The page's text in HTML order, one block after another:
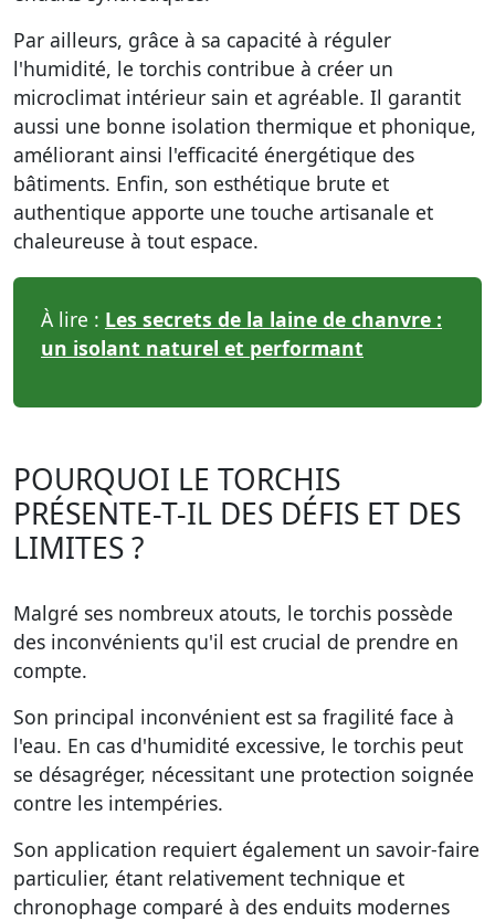
Par ailleurs, grâce à sa capacité à réguler
l'humidité, le torchis contribue à créer un
microclimat intérieur sain et agréable. Il garantit
aussi une bonne isolation thermique et phonique,
améliorant ainsi l'efficacité énergétique des
bâtiments. Enfin, son esthétique brute et
authentique apporte une touche artisanale et
chaleureuse à tout espace.
À lire : Les secrets de la laine de chanvre :
un isolant naturel et performant
POURQUOI LE TORCHIS
PRÉSENTE-T-IL DES DÉFIS ET DES
LIMITES ?
Malgré ses nombreux atouts, le torchis possède
des inconvénients qu'il est crucial de prendre en
compte.
Son principal inconvénient est sa fragilité face à
l'eau. En cas d'humidité excessive, le torchis peut
se désagréger, nécessitant une protection soignée
contre les intempéries.
Son application requiert également un savoir-faire
particulier, étant relativement technique et
chronophage comparé à des enduits modernes